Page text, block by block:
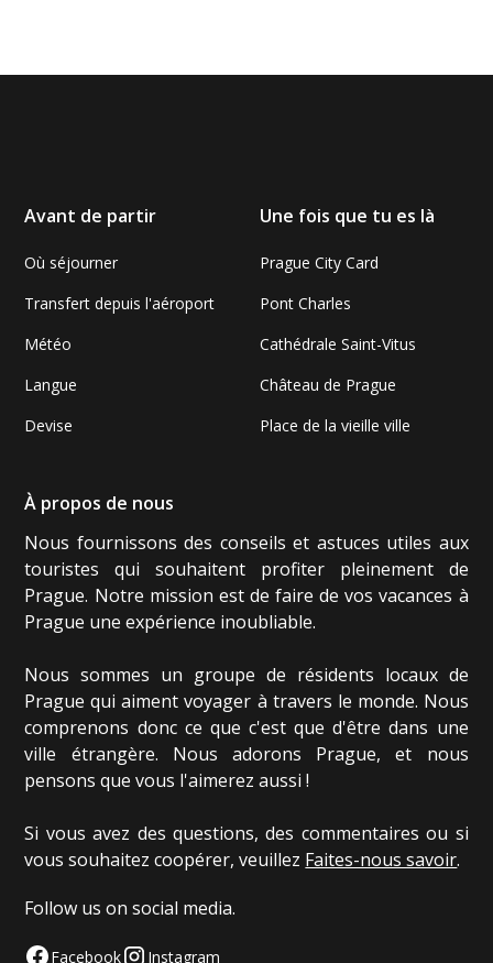
Avant de partir
Où séjourner
Transfert depuis l'aéroport
Météo
Langue
Devise
Une fois que tu es là
Prague City Card
Pont Charles
Cathédrale Saint-Vitus
Château de Prague
Place de la vieille ville
À propos de nous
Nous fournissons des conseils et astuces utiles aux
touristes qui souhaitent profiter pleinement de
Prague. Notre mission est de faire de vos vacances à
Prague une expérience inoubliable.
Nous sommes un groupe de résidents locaux de
Prague qui aiment voyager à travers le monde. Nous
comprenons donc ce que c'est que d'être dans une
ville étrangère. Nous adorons Prague, et nous
pensons que vous l'aimerez aussi !
Si vous avez des questions, des commentaires ou si
vous souhaitez coopérer, veuillez Faites-nous savoir.
Follow us on social media.
Facebook Instagram